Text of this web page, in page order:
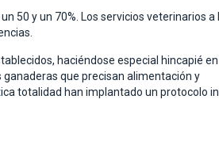
50 y un 70%. Los servicios veterinarios a
haciéndose especial hincapié
que precisan alimentación y
totalidad han implantado un protocolo